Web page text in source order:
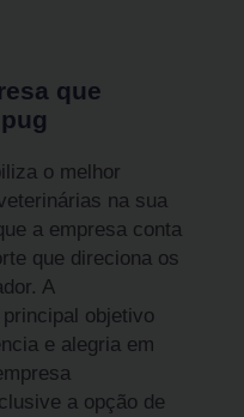
que
o melhor
na sua
a empresa conta
que direciona os
A
objetivo
e alegria em
a opção de